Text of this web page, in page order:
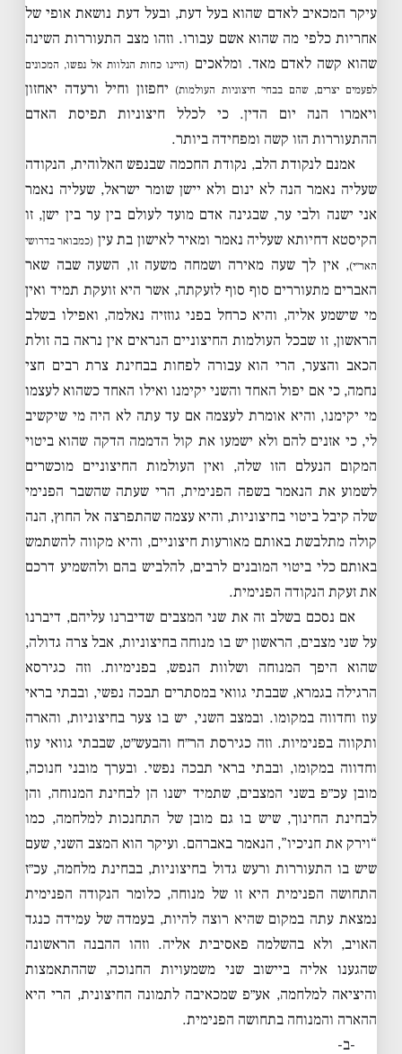
עיקר המכאיב לאדם שהוא בעל דעת, ובעל דעת נושאת אופי של
אחריות כלפי מה שהוא אשם עבורו. וזהו מצב התעוררות השינה
שהוא קשה לאדם מאד. ומלאכים (היינו כחות הנלוות אל נפשו, המכונים
לפעמים יצרים, שהם בבחי׳ חיצוניות העולמות) יחפזון וחיל ורעדה יאחזון
ויאמרו הנה יום הדין. כי לכלל חיצוניות תפיסת האדם
ההתעוררות הזו קשה ומפחידה ביותר.
אמנם לנקודת הלב, נקודת החכמה שבנפש האלוהית, הנקודה
שעליה נאמר הנה לא ינום ולא יישן שומר ישראל, שעליה נאמר
אני ישנה ולבי ער, שבגינה אדם מועד לעולם בין ער בין ישן, זו
הקיסטא דחיותא שעליה נאמר ומאיר לאישון בת עין (כמבואר בדרושי
האר״י), אין לך שעה מאירה ושמחה משעה זו, השעה שבה שאר
האברים מתעוררים סוף סוף לזעקתה, אשר היא זועקת תמיד ואין
מי שישמע אליה, והיא כרחל בפני גוזזיה נאלמה, ואפילו בשלב
הראשון, זו שבכל העולמות החיצוניים הנראים אין נראה בה זולת
הכאב והצער, הרי הוא עבורה לפחות בבחינת צרת רבים חצי
נחמה, כי אם יפול האחד והשני יקימנו ואילו האחד כשהוא לעצמו
מי יקימנו, והיא אומרת לעצמה אם עד עתה לא היה מי שיקשיב
לי, כי אזנים להם ולא ישמעו את קול הדממה הדקה שהוא ביטוי
המקום הנעלם הזו שלה, ואין העולמות החיצוניים מוכשרים
לשמוע את הנאמר בשפה הפנימית, הרי שעתה שהשבר הפנימי
שלה קיבל ביטוי בחיצוניות, והיא עצמה שהתפרצה אל החוץ, הנה
קולה מתלבשת באותם מאורעות חיצוניים, והיא מקווה להשתמש
באותם כלי ביטוי המובנים לרבים, להלביש בהם ולהשמיע דרכם
את זעקת הנקודה הפנימית.
אם נסכם בשלב זה את שני המצבים שדיברנו עליהם, דיברנו
על שני מצבים, הראשון יש בו מנוחה בחיצוניות, אבל צרה גדולה,
שהוא היפך המנוחה ושלוות הנפש, בפנימיות. וזה כגירסא
הרגילה בגמרא, שבבתי גוואי במסתרים תבכה נפשי, ובבתי בראי
עוז וחדווה במקומו. ובמצב השני, יש בו צער בחיצוניות, והארה
ותקווה בפנימיות. וזה כגירסת הר״ח והבעש״ט, שבבתי גוואי עוז
וחדווה במקומו, ובבתי בראי תבכה נפשי. ובערך מובני חנוכה,
מובן עכ״פ בשני המצבים, שתמיד ישנו הן לבחינת המנוחה, והן
לבחינת החינוך, שיש בו גם מובן של התחנכות למלחמה, כמו
“וירק את חניכיו”, הנאמר באברהם. ועיקר הוא המצב השני, שעם
שיש בו התעוררות ורעש גדול בחיצוניות, בבחינת מלחמה, עכ״ז
התחושה הפנימית היא זו של מנוחה, כלומר הנקודה הפנימית
נמצאת עתה במקום שהיא רוצה להיות, בעמדה של עמידה כנגד
האויב, ולא בהשלמה פאסיבית אליה. וזהו ההבנה הראשונה
שהגענו אליה ביישוב שני משמעויות החנוכה, שההתאמצות
והיציאה למלחמה, אע״פ שמכאיבה לתמונה החיצונית, הרי היא
ההארה והמנוחה בתחושה הפנימית.
-ב-